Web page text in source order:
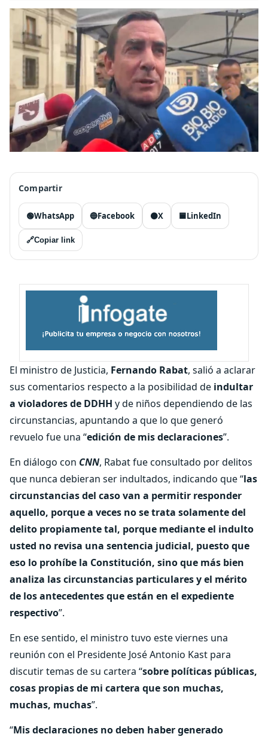
Compartir
🟢WhatsApp 🔵Facebook ⚫X 🟦LinkedIn
🔗Copiar link
El ministro de Justicia, Fernando Rabat, salió a aclarar
sus comentarios respecto a la posibilidad de indultar
a violadores de DDHH y de niños dependiendo de las
circunstancias, apuntando a que lo que generó
revuelo fue una “edición de mis declaraciones”.
En diálogo con CNN, Rabat fue consultado por delitos
que nunca debieran ser indultados, indicando que “las
circunstancias del caso van a permitir responder
aquello, porque a veces no se trata solamente del
delito propiamente tal, porque mediante el indulto
usted no revisa una sentencia judicial, puesto que
eso lo prohíbe la Constitución, sino que más bien
analiza las circunstancias particulares y el mérito
de los antecedentes que están en el expediente
respectivo”.
En ese sentido, el ministro tuvo este viernes una
reunión con el Presidente José Antonio Kast para
discutir temas de su cartera “sobre políticas públicas,
cosas propias de mi cartera que son muchas,
muchas, muchas”.
“Mis declaraciones no deben haber generado